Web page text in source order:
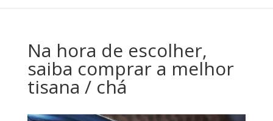
Na hora de escolher,
saiba comprar a melhor
tisana / chá